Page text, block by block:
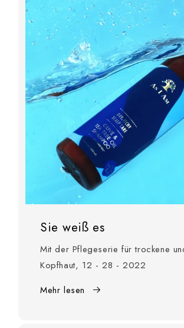
Sie weiß es
Mit der Pflegeserie für trockene
Kopfhaut, 12 - 28 - 2022
Mehr lesen